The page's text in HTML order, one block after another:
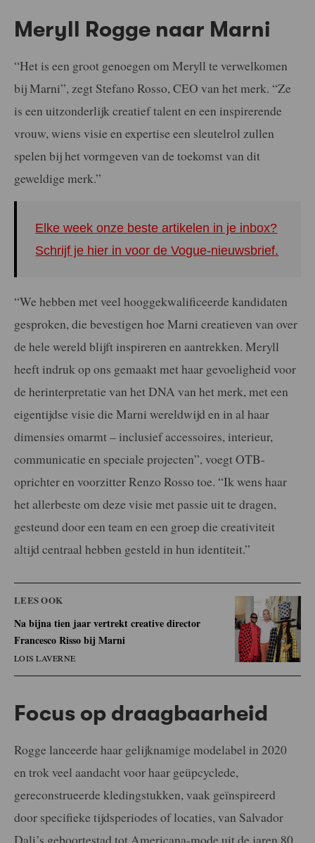
Meryll Rogge naar Marni
“Het is een groot genoegen om Meryll te verwelkomen
bij Marni”, zegt Stefano Rosso, CEO van het merk. “Ze
is een uitzonderlijk creatief talent en een inspirerende
vrouw, wiens visie en expertise een sleutelrol zullen
spelen bij het vormgeven van de toekomst van dit
geweldige merk.”
Elke week onze beste artikelen in je inbox?
Schrijf je hier in voor de Vogue-nieuwsbrief.
“We hebben met veel hooggekwalificeerde kandidaten
gesproken, die bevestigen hoe Marni creatieven van over
de hele wereld blijft inspireren en aantrekken. Meryll
heeft indruk op ons gemaakt met haar gevoeligheid voor
de herinterpretatie van het DNA van het merk, met een
eigentijdse visie die Marni wereldwijd en in al haar
dimensies omarmt – inclusief accessoires, interieur,
communicatie en speciale projecten”, voegt OTB-
oprichter en voorzitter Renzo Rosso toe. “Ik wens haar
het allerbeste om deze visie met passie uit te dragen,
gesteund door een team en een groep die creativiteit
altijd centraal hebben gesteld in hun identiteit.”
LEES OOK
Na bijna tien jaar vertrekt creative director
Francesco Risso bij Marni
LOIS LAVERNE
Focus op draagbaarheid
Rogge lanceerde haar gelijknamige modelabel in 2020
en trok veel aandacht voor haar geüpcyclede,
gereconstrueerde kledingstukken, vaak geïnspireerd
door specifieke tijdsperiodes of locaties, van Salvador
Dali’s geboortestad tot Americana-mode uit de jaren 80.